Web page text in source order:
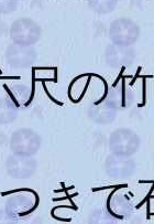
尺の
きで